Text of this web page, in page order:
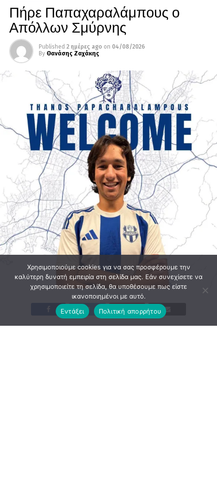
Πήρε Παπαχαραλάμπους ο
Απόλλων Σμύρνης
Published 2 ημέρες ago on 04/08/2026
By Θανάσης Ζαχάκης
Χρησιμοποιούμε cookies για να σας προσφέρουμε την
καλύτερη δυνατή εμπειρία στη σελίδα μας. Εάν συνεχίσετε να
χρησιμοποιείτε τη σελίδα, θα υποθέσουμε πως είστε
ικανοποιημένοι με αυτό.
Εντάξει
Πολιτική απορρήτου